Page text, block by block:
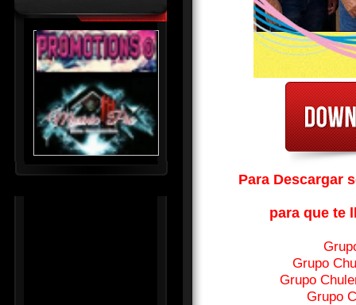
Para Descargar
para que te
Grupo
Grupo
Grupo